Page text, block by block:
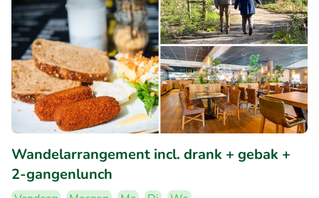
Wandelarrangement incl. drank + gebak +
2-gangenlunch